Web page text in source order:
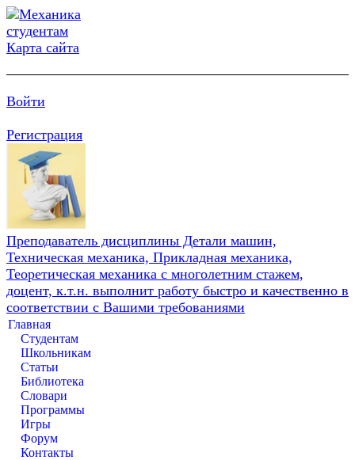
Карта сайта
Войти
Регистрация
Преподаватель дисциплины Детали машин,
Техническая механика, Прикладная механика,
Теоретическая механика с многолетним стажем,
доцент, к.т.н. выполнит работу быстро и качественно в
соответствии с Вашими требованиями
Главная
Студентам
Школьникам
Статьи
Библиотека
Словари
Программы
Игры
Форум
Контакты